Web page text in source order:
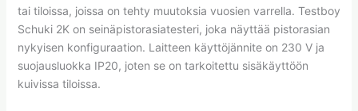
tai tiloissa, joissa on tehty muutoksia vuosien varrella. Testboy
Schuki 2K on seinäpistorasiatesteri, joka näyttää pistorasian
nykyisen konfiguraation. Laitteen käyttöjännite on 230 V ja
suojausluokka IP20, joten se on tarkoitettu sisäkäyttöön
kuivissa tiloissa.